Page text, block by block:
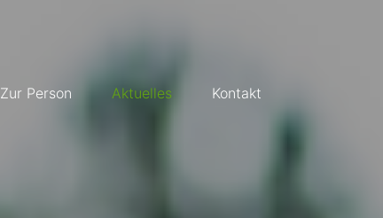
Zur Person Aktuelles Kontakt